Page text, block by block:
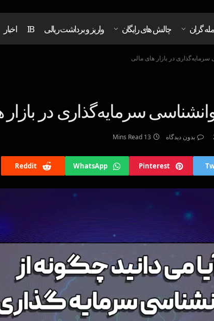
گران چالش های رایگان واریز و برداشت ریالی IB اخبار
در بازار های مالی
سرمایه‌گذاری در
بدون دیدگاه 13 Mins Read
Pinterest
WhatsApp
Reddit